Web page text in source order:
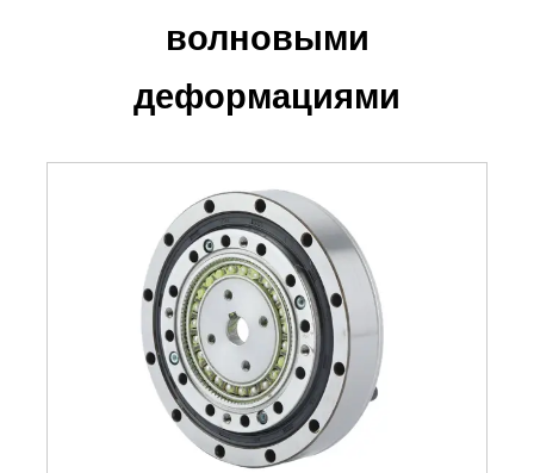
волновыми
деформациями